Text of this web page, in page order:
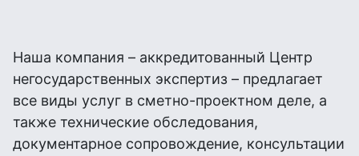
Наша компания – аккредитованный Центр
негосударственных экспертиз – предлагает
все виды услуг в сметно-проектном деле, а
также технические обследования,
документарное сопровождение, консультации